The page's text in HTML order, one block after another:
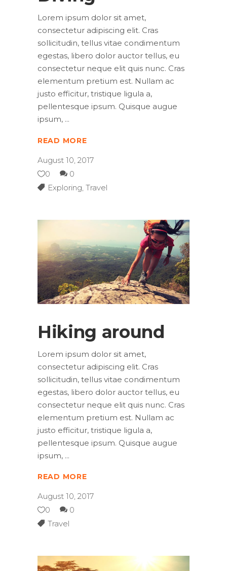
Lorem ipsum dolor sit amet,
consectetur adipiscing elit. Cras
sollicitudin, tellus vitae condimentum
egestas, libero dolor auctor tellus, eu
consectetur neque elit quis nunc. Cras
elementum pretium est. Nullam ac
justo efficitur, tristique ligula a,
pellentesque ipsum. Quisque augue
ipsum,
READ MORE
August 10, 2017
0
0
Exploring Travel
Hiking around
Lorem ipsum dolor sit amet,
consectetur adipiscing elit. Cras
sollicitudin, tellus vitae condimentum
egestas, libero dolor auctor tellus, eu
consectetur neque elit quis nunc. Cras
elementum pretium est. Nullam ac
justo efficitur, tristique ligula a,
pellentesque ipsum. Quisque augue
ipsum,
READ MORE
August 10, 2017
0
0
Travel